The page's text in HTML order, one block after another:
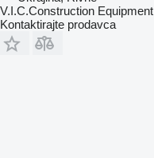
V.I.C.Construction Equipment
Kontaktirajte prodavca